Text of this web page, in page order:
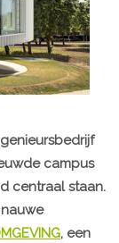
campus
centraal staan.
nauwe
, een